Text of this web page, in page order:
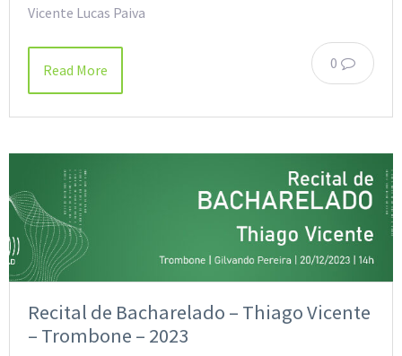
Vicente Lucas Paiva
0
Read More
Recital de Bacharelado – Thiago Vicente
– Trombone – 2023